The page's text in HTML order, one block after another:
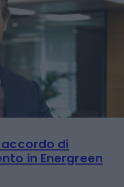
accordo di
in Energreen